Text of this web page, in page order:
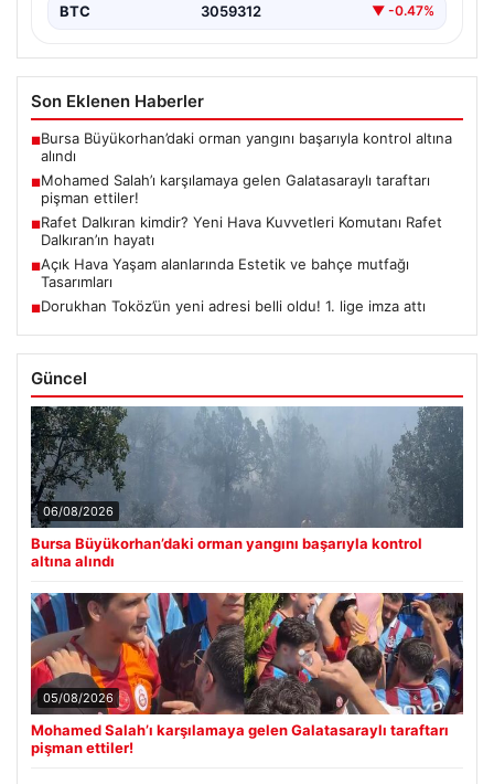
BTC 3059312 ▼ -0.47%
Son Eklenen Haberler
■Bursa Büyükorhan’daki orman yangını başarıyla kontrol altına
alındı
■Mohamed Salah’ı karşılamaya gelen Galatasaraylı taraftarı
pişman ettiler!
■Rafet Dalkıran kimdir? Yeni Hava Kuvvetleri Komutanı Rafet
Dalkıran’ın hayatı
■Açık Hava Yaşam alanlarında Estetik ve bahçe mutfağı
Tasarımları
■Dorukhan Toköz’ün yeni adresi belli oldu! 1. lige imza attı
Güncel
06/08/2026
Bursa Büyükorhan’daki orman yangını başarıyla kontrol
altına alındı
05/08/2026
Mohamed Salah’ı karşılamaya gelen Galatasaraylı taraftarı
pişman ettiler!